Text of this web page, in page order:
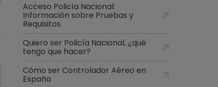
Acceso Policía Nacional:
Información sobre Pruebas y
Requisitos
Quiero ser Policía Nacional, ¿qué
tengo que hacer?
Cómo ser Controlador Aéreo en
España